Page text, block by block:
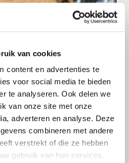
van cookies
content en advertenties te
voor social media te bieden
te analyseren. Ook delen we
van onze site met onze
adverteren en analyse. Deze
combineren met andere
verstrekt of die ze hebben
gebruik van hun services.